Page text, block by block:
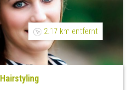
2.17 km entfernt